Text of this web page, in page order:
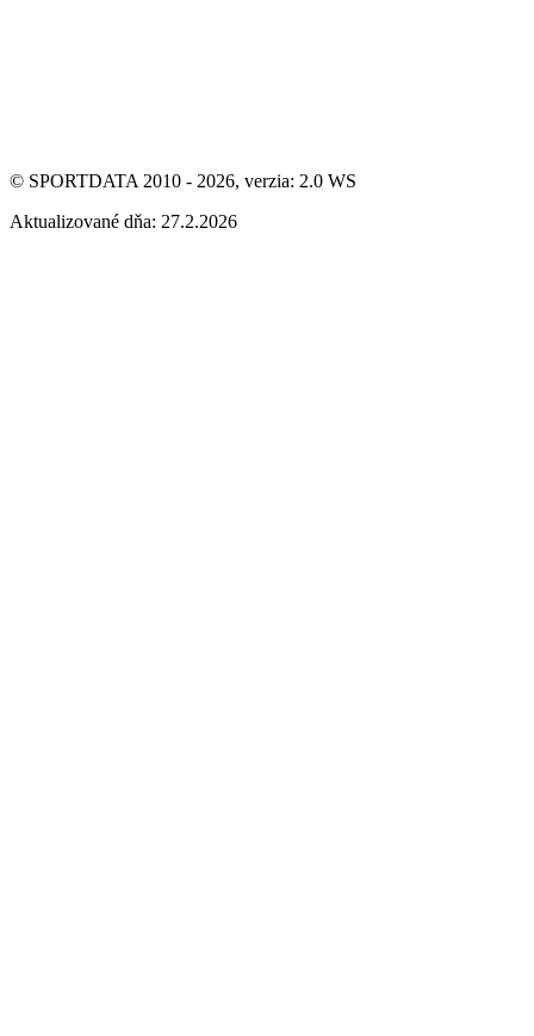
© SPORTDATA 2010 - 2026, verzia: 2.0 WS
Aktualizované dňa: 27.2.2026